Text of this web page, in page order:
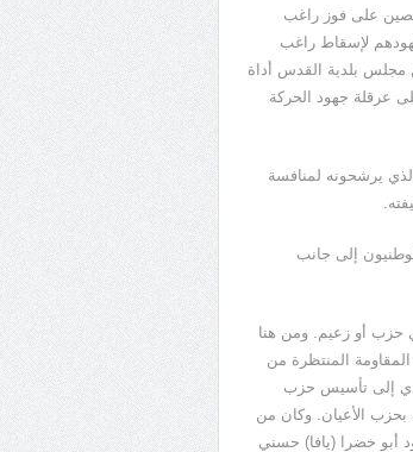
على فوز راغب
لإسقاط راغب
مجلس بلدية القدس أداة
عرقلة جهود الحركة
يرشحونه لمنافسة
إلى جانب
حزب أو زعيم. ومن هنا
المنتظرة من
إلى تأسيس حزب
بحزب الأعيان. وكان من
أبو خضرا (يافا) حسني